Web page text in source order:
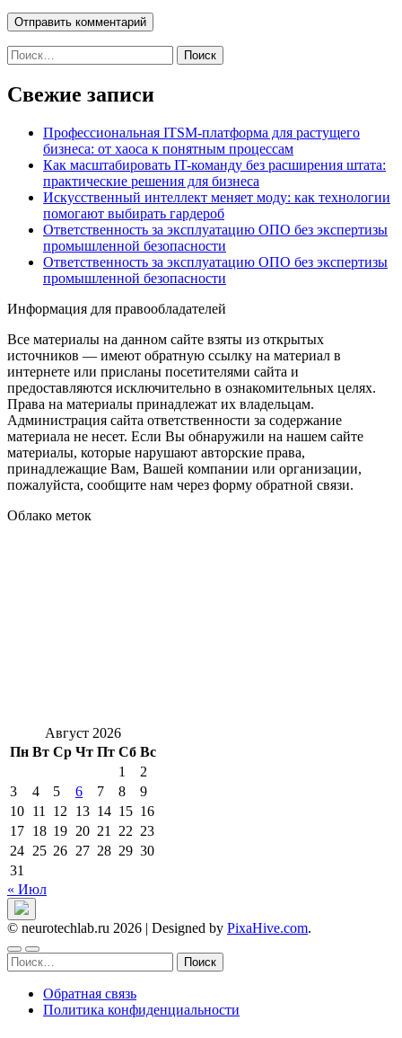
Найти:
Свежие записи
Профессиональная ITSM-платформа для растущего
бизнеса: от хаоса к понятным процессам
Как масштабировать IT-команду без расширения штата:
практические решения для бизнеса
Искусственный интеллект меняет моду: как технологии
помогают выбирать гардероб
Ответственность за эксплуатацию ОПО без экспертизы
промышленной безопасности
Ответственность за эксплуатацию ОПО без экспертизы
промышленной безопасности
Информация для правообладателей
Все материалы на данном сайте взяты из открытых
источников — имеют обратную ссылку на материал в
интернете или присланы посетителями сайта и
предоставляются исключительно в ознакомительных целях.
Права на материалы принадлежат их владельцам.
Администрация сайта ответственности за содержание
материала не несет. Если Вы обнаружили на нашем сайте
материалы, которые нарушают авторские права,
принадлежащие Вам, Вашей компании или организации,
пожалуйста, сообщите нам через форму обратной связи.
Облако меток
Август 2026
Пн Вт Ср Чт Пт Сб Вс
1
2
3
4 5 6 7 8
9
10 11 12 13 14 15 16
17 18 19 20 21 22 23
24 25 26 27 28 29 30
31
« Июл
© neurotechlab.ru 2026 | Designed by PixaHive.com.
Найти:
Обратная связь
Политика конфиденциальности